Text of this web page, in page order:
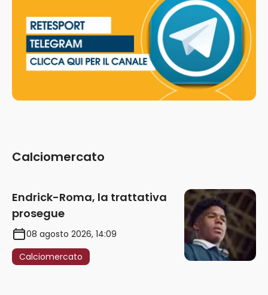
Calciomercato
Endrick-Roma, la trattativa
prosegue
08 agosto 2026, 14:09
Calciomercato